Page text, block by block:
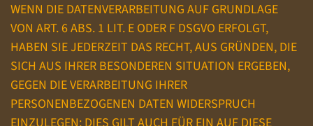
WENN DIE DATENVERARBEITUNG AUF GRUNDLAGE
VON ART. 6 ABS. 1 LIT. E ODER F DSGVO ERFOLGT,
HABEN SIE JEDERZEIT DAS RECHT, AUS GRÜNDEN, DIE
SICH AUS IHRER BESONDEREN SITUATION ERGEBEN,
GEGEN DIE VERARBEITUNG IHRER
PERSONENBEZOGENEN DATEN WIDERSPRUCH